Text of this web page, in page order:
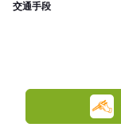
交通手段